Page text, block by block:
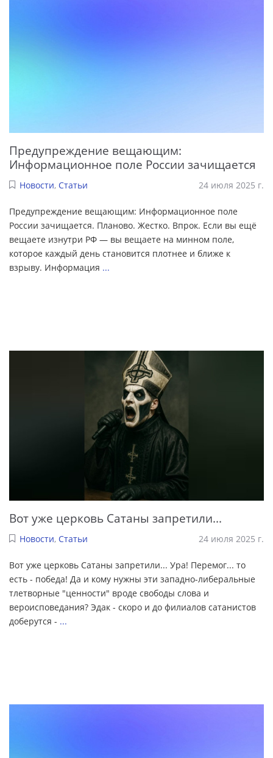
Предупреждение вещающим:
Информационное поле России зачищается
Новости, Статьи 24 июля 2025 г.
Предупреждение вещающим: Информационное поле
России зачищается. Планово. Жестко. Впрок. Если вы ещё
вещаете изнутри РФ — вы вещаете на минном поле,
которое каждый день становится плотнее и ближе к
взрыву. Информация ...
Вот уже церковь Сатаны запретили...
Новости, Статьи 24 июля 2025 г.
Вот уже церковь Сатаны запретили... Ура! Перемог... то
есть - победа! Да и кому нужны эти западно-либеральные
тлетворные "ценности" вроде свободы слова и
вероисповедания? Эдак - скоро и до филиалов сатанистов
доберутся - ...